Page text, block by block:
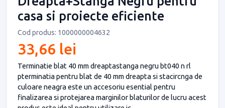
casa si proiecte eficiente
Cod produs: 1000000004632
33,66 lei
Terminatie blat 40 mm dreaptastanga negru bt040 n rl
pterminatia pentru blat de 40 mm dreapta si stacircnga de
culoare neagra este un accesoriu esential pentru
finalizarea si protejarea marginilor blaturilor de lucru acest